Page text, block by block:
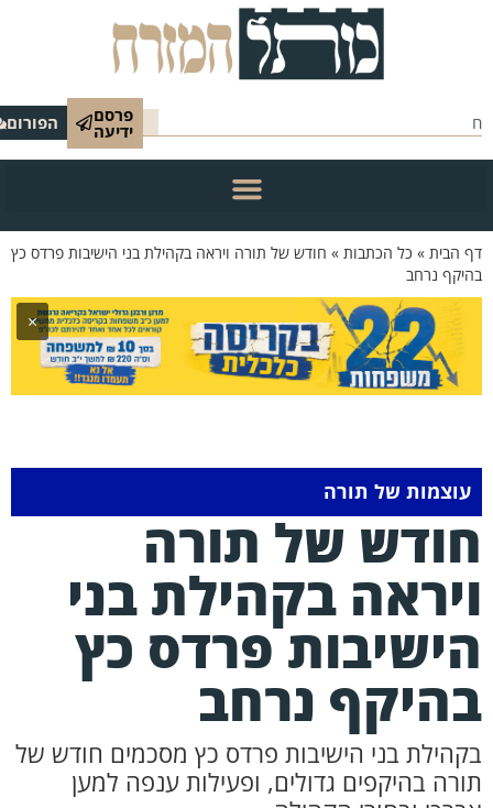
פרסם
ידיעה הפורום
הבית»כל הכתבות»חודש של תורה ויראה בקהילת בני הישיבות פרדס כץ
נרחב
×
עוצמות של תורה
של תורה
בקהילת בני
פרדס כץ
נרחב
בני הישיבות פרדס כץ מסכמים חודש של
בהיקפים גדולים, ופעילות ענפה למען